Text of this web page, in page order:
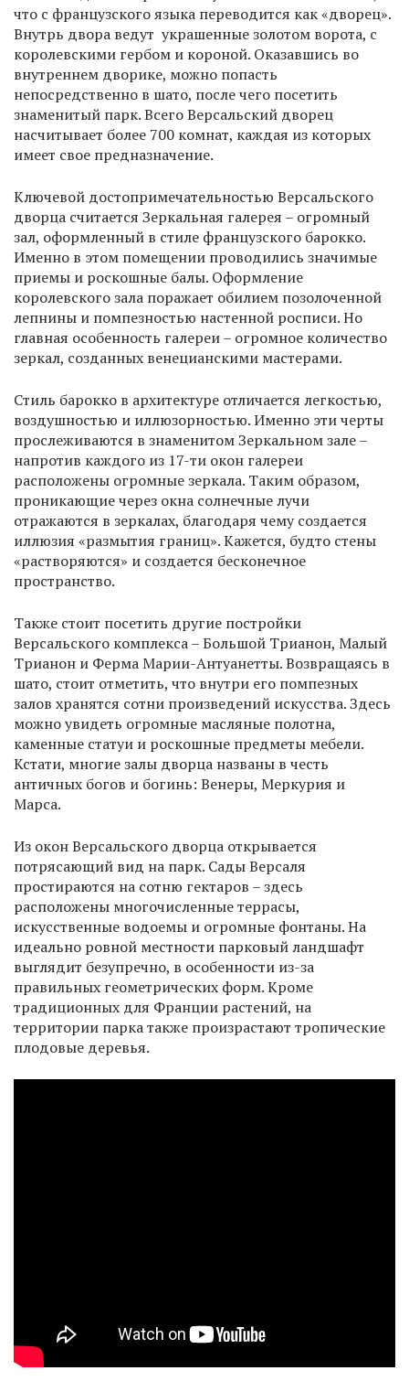
что с французского языка переводится как «дворец».
Внутрь двора ведут украшенные золотом ворота, с
королевскими гербом и короной. Оказавшись во
внутреннем дворике, можно попасть
непосредственно в шато, после чего посетить
знаменитый парк. Всего Версальский дворец
насчитывает более 700 комнат, каждая из которых
имеет свое предназначение.
Ключевой достопримечательностью Версальского
дворца считается Зеркальная галерея – огромный
зал, оформленный в стиле французского барокко.
Именно в этом помещении проводились значимые
приемы и роскошные балы. Оформление
королевского зала поражает обилием позолоченной
лепнины и помпезностью настенной росписи. Но
главная особенность галереи – огромное количество
зеркал, созданных венецианскими мастерами.
Стиль барокко в архитектуре отличается легкостью,
воздушностью и иллюзорностью. Именно эти черты
прослеживаются в знаменитом Зеркальном зале –
напротив каждого из 17-ти окон галереи
расположены огромные зеркала. Таким образом,
проникающие через окна солнечные лучи
отражаются в зеркалах, благодаря чему создается
иллюзия «размытия границ». Кажется, будто стены
«растворяются» и создается бесконечное
пространство.
Также стоит посетить другие постройки
Версальского комплекса – Большой Трианон, Малый
Трианон и Ферма Марии-Антуанетты. Возвращаясь в
шато, стоит отметить, что внутри его помпезных
залов хранятся сотни произведений искусства. Здесь
можно увидеть огромные масляные полотна,
каменные статуи и роскошные предметы мебели.
Кстати, многие залы дворца названы в честь
античных богов и богинь: Венеры, Меркурия и
Марса.
Из окон Версальского дворца открывается
потрясающий вид на парк. Сады Версаля
простираются на сотню гектаров – здесь
расположены многочисленные террасы,
искусственные водоемы и огромные фонтаны. На
идеально ровной местности парковый ландшафт
выглядит безупречно, в особенности из-за
правильных геометрических форм. Кроме
традиционных для Франции растений, на
территории парка также произрастают тропические
плодовые деревья.